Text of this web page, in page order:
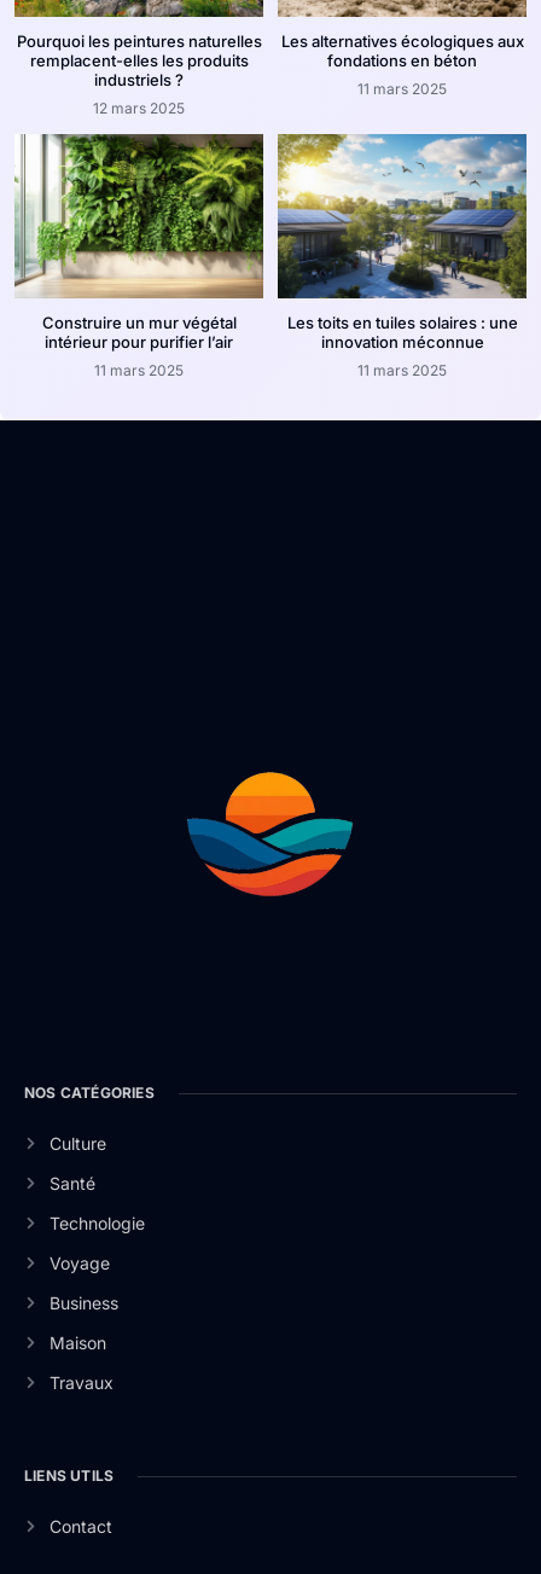
Pourquoi les peintures naturelles
remplacent-elles les produits
industriels ?
12 mars 2025
Les alternatives écologiques aux
fondations en béton
11 mars 2025
Construire un mur végétal
intérieur pour purifier l’air
11 mars 2025
Les toits en tuiles solaires : une
innovation méconnue
11 mars 2025
NOS CATÉGORIES
Culture
Santé
Technologie
Voyage
Business
Maison
Travaux
LIENS UTILS
Contact